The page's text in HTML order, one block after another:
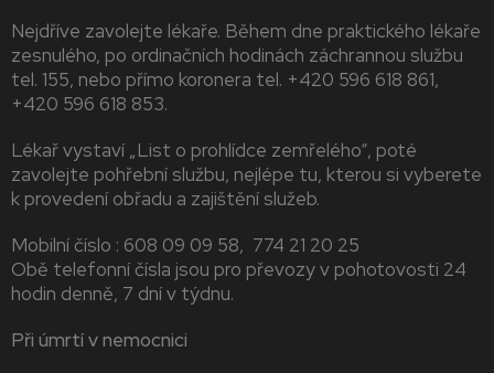
Nejdříve zavolejte lékaře. Během dne praktického lékaře
zesnulého, po ordinačních hodinách záchrannou službu
tel. 155, nebo přímo koronera tel. +420 596 618 861,
+420 596 618 853.
Lékař vystaví „List o prohlídce zemřelého“, poté
zavolejte pohřební službu, nejlépe tu, kterou si vyberete
k provedení obřadu a zajištění služeb.
Mobilní číslo : 608 09 09 58, 774 21 20 25
Obě telefonní čísla jsou pro převozy v pohotovosti 24
hodin denně, 7 dní v týdnu.
Při úmrtí v nemocnici